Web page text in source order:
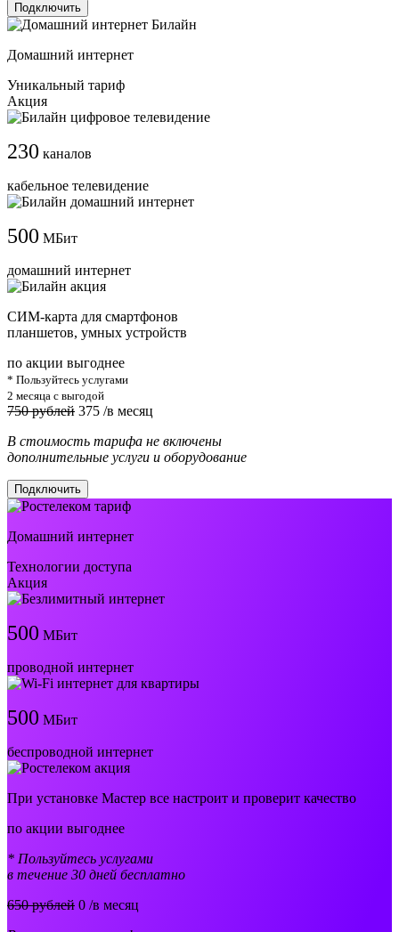
Подключить
Домашний интернет
Уникальный тариф
Акция
230 каналов
кабельное телевидение
500 МБит
домашний интернет
СИМ-карта для смартфонов
планшетов, умных устройств
по акции выгоднее
* Пользуйтесь услугами
2 месяца с выгодой
750 рублей 375 /в месяц
В стоимость тарифа не включены
дополнительные услуги и оборудование
Подключить
Домашний интернет
Технологии доступа
Акция
500 МБит
проводной интернет
500 МБит
беспроводной интернет
При установке Мастер все настроит и проверит качество
по акции выгоднее
* Пользуйтесь услугами
в течение 30 дней бесплатно
650 рублей 0 /в месяц